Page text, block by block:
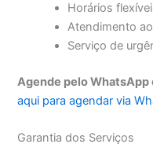
Horários
Atendimento
Serviço de
Agende pelo WhatsApp
aqui para agendar via
Garantia dos Serviços